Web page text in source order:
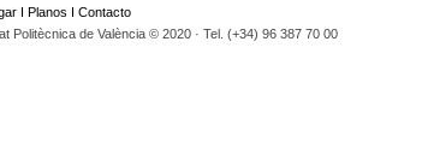
I Planos I Contacto
Politècnica de València © 2020 · Tel. (+34) 96 387 70 00